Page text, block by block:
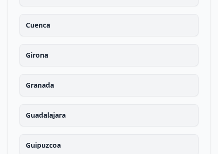
Cuenca
Girona
Granada
Guadalajara
Guipuzcoa